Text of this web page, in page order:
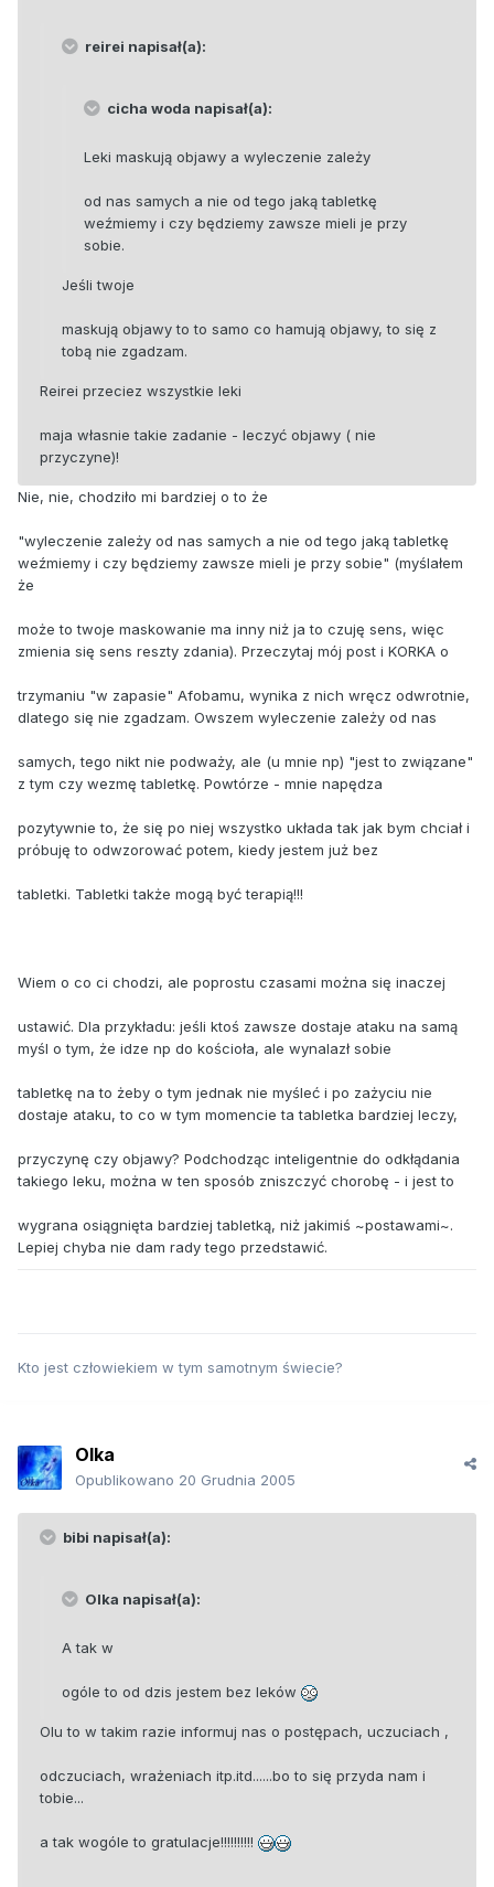
reirei napisał(a):
cicha woda napisał(a):
Leki maskują objawy a wyleczenie zależy
od nas samych a nie od tego jaką tabletkę
weźmiemy i czy będziemy zawsze mieli je przy
sobie.
Jeśli twoje
maskują objawy to to samo co hamują objawy, to się z
tobą nie zgadzam.
Reirei przeciez wszystkie leki
maja własnie takie zadanie - leczyć objawy ( nie
przyczyne)!
Nie, nie, chodziło mi bardziej o to że
"wyleczenie zależy od nas samych a nie od tego jaką tabletkę
weźmiemy i czy będziemy zawsze mieli je przy sobie" (myślałem
że
może to twoje maskowanie ma inny niż ja to czuję sens, więc
zmienia się sens reszty zdania). Przeczytaj mój post i KORKA o
trzymaniu "w zapasie" Afobamu, wynika z nich wręcz odwrotnie,
dlatego się nie zgadzam. Owszem wyleczenie zależy od nas
samych, tego nikt nie podważy, ale (u mnie np) "jest to związane"
z tym czy wezmę tabletkę. Powtórze - mnie napędza
pozytywnie to, że się po niej wszystko układa tak jak bym chciał i
próbuję to odwzorować potem, kiedy jestem już bez
tabletki. Tabletki także mogą być terapią!!!
Wiem o co ci chodzi, ale poprostu czasami można się inaczej
ustawić. Dla przykładu: jeśli ktoś zawsze dostaje ataku na samą
myśl o tym, że idze np do kościoła, ale wynalazł sobie
tabletkę na to żeby o tym jednak nie myśleć i po zażyciu nie
dostaje ataku, to co w tym momencie ta tabletka bardziej leczy,
przyczynę czy objawy? Podchodząc inteligentnie do odkłądania
takiego leku, można w ten sposób zniszczyć chorobę - i jest to
wygrana osiągnięta bardziej tabletką, niż jakimiś ~postawami~.
Lepiej chyba nie dam rady tego przedstawić.
Kto jest człowiekiem w tym samotnym świecie?
Olka
Opublikowano 20 Grudnia 2005
bibi napisał(a):
Olka napisał(a):
A tak w
ogóle to od dzis jestem bez leków
Olu to w takim razie informuj nas o postępach, uczuciach ,
odczuciach, wrażeniach itp.itd......bo to się przyda nam i
tobie...
a tak wogóle to gratulacje!!!!!!!!!!